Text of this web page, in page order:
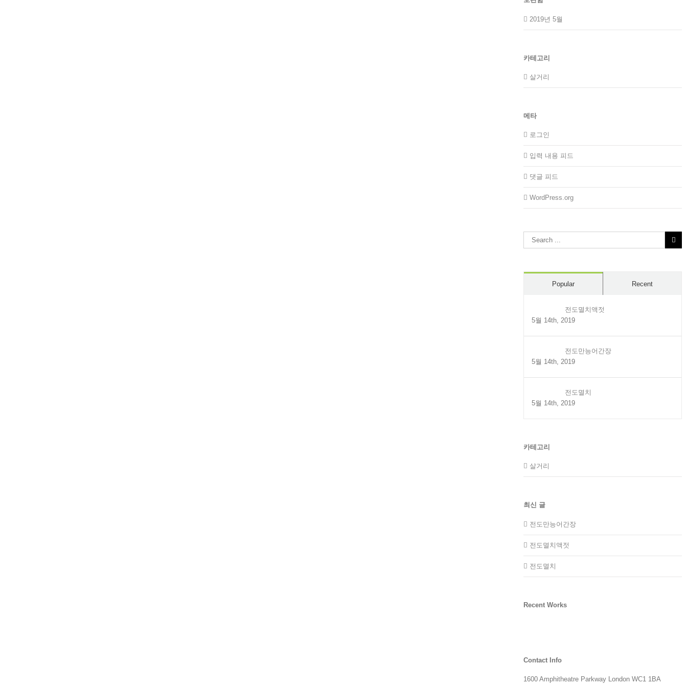
2019년 5월
카테고리
살거리
메타
로그인
입력 내용 피드
댓글 피드
WordPress.org
Search
for:
Popular Recent
전도멸치액젓
5월 14th, 2019
전도만능어간장
5월 14th, 2019
전도멸치
5월 14th, 2019
카테고리
살거리
최신 글
전도만능어간장
전도멸치액젓
전도멸치
Recent Works
Contact Info
1600 Amphitheatre Parkway London WC1 1BA